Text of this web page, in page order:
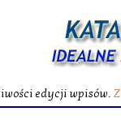
edycji wpisów.